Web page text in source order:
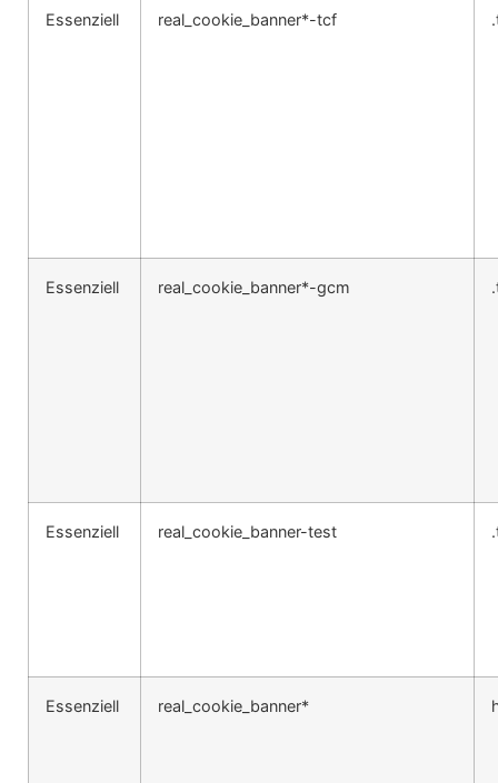
Essenziell real_cookie_banner*-tcf
Essenziell real_cookie_banner*-gcm
Essenziell real_cookie_banner-test
Essenziell real_cookie_banner*